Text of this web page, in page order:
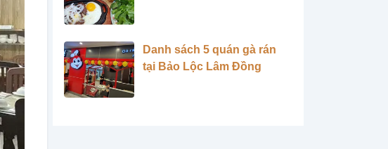
Danh sách 5 quán gà rán
tại Bảo Lộc Lâm Đồng